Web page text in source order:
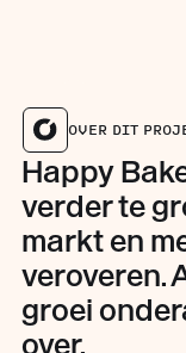
OVER DIT
Happy
verder te
markt en
veroveren.
groei
over.